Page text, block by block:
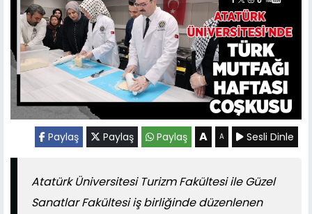
Paylaş Paylaş Paylaş A A Sesli Dinle
Atatürk Üniversitesi Turizm Fakültesi ile Güzel
Sanatlar Fakültesi iş birliğinde düzenlenen